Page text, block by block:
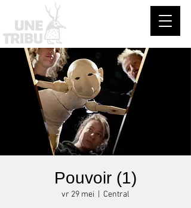
Pouvoir (1)
vr 29 mei Central